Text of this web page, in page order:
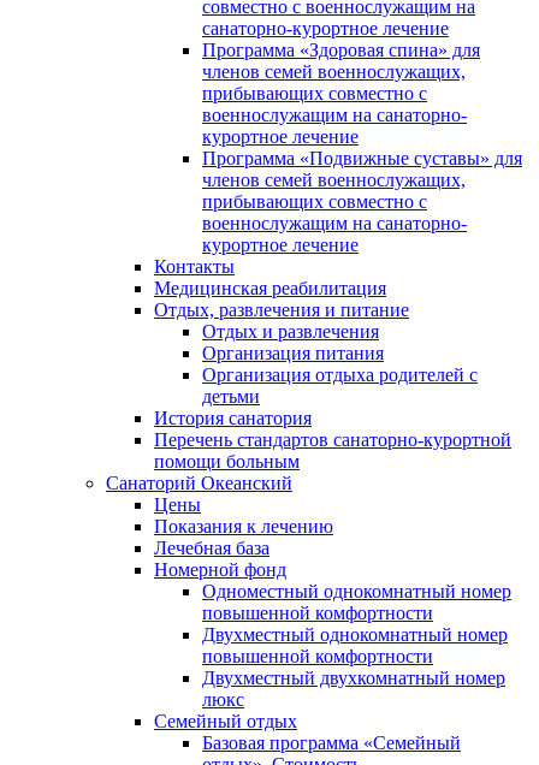
совместно с военнослужащим на
санаторно-курортное лечение
Программа «Здоровая спина» для
членов семей военнослужащих,
прибывающих совместно с
военнослужащим на санаторно-
курортное лечение
Программа «Подвижные суставы» для
членов семей военнослужащих,
прибывающих совместно с
военнослужащим на санаторно-
курортное лечение
Контакты
Медицинская реабилитация
Отдых, развлечения и питание
Отдых и развлечения
Организация питания
Организация отдыха родителей с
детьми
История санатория
Перечень стандартов санаторно-курортной
помощи больным
Санаторий Океанский
Цены
Показания к лечению
Лечебная база
Номерной фонд
Одноместный однокомнатный номер
повышенной комфортности
Двухместный однокомнатный номер
повышенной комфортности
Двухместный двухкомнатный номер
люкс
Семейный отдых
Базовая программа «Семейный